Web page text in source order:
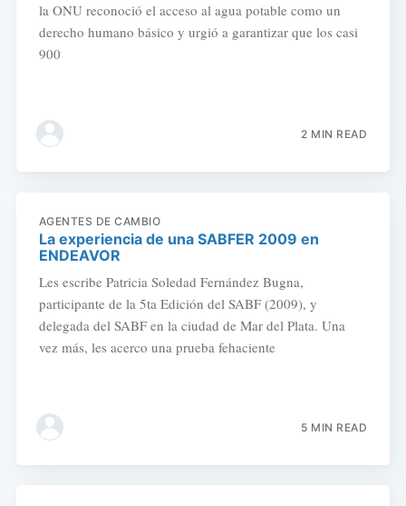
la ONU reconoció el acceso al agua potable como un
derecho humano básico y urgió a garantizar que los casi
900
2 MIN READ
AGENTES DE CAMBIO
La experiencia de una SABFER 2009 en
ENDEAVOR
Les escribe Patricia Soledad Fernández Bugna,
participante de la 5ta Edición del SABF (2009), y
delegada del SABF en la ciudad de Mar del Plata. Una
vez más, les acerco una prueba fehaciente
5 MIN READ